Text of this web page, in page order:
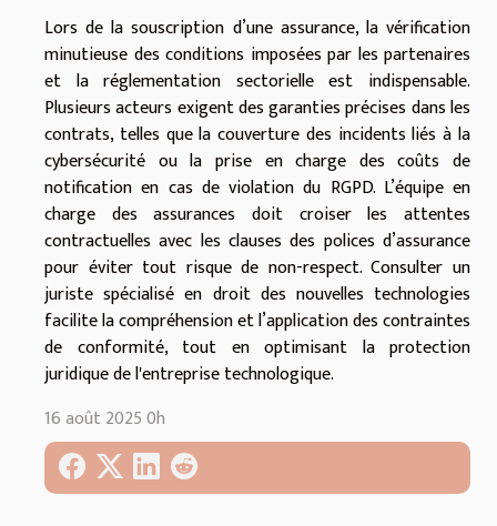
Lors de la souscription d’une assurance, la vérification
minutieuse des conditions imposées par les partenaires
et la réglementation sectorielle est indispensable.
Plusieurs acteurs exigent des garanties précises dans les
contrats, telles que la couverture des incidents liés à la
cybersécurité ou la prise en charge des coûts de
notification en cas de violation du RGPD. L’équipe en
charge des assurances doit croiser les attentes
contractuelles avec les clauses des polices d’assurance
pour éviter tout risque de non-respect. Consulter un
juriste spécialisé en droit des nouvelles technologies
facilite la compréhension et l’application des contraintes
de conformité, tout en optimisant la protection
juridique de l'entreprise technologique.
16 août 2025 0h